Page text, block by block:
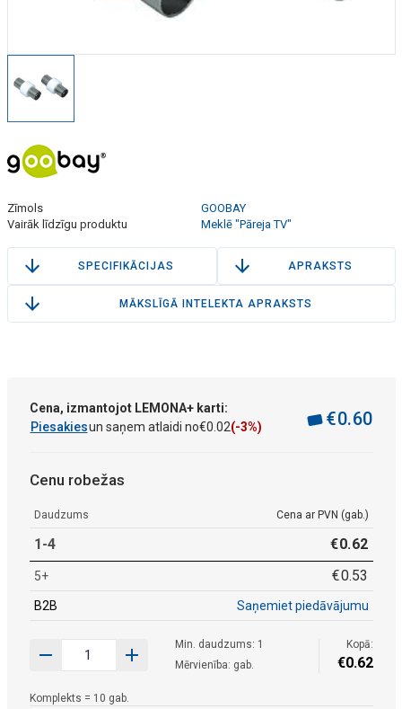
Zīmols
GOOBAY
Vairāk līdzīgu produktu
Meklē "Pāreja TV"
SPECIFIKĀCIJAS APRAKSTS
MĀKSLĪGĀ INTELEKTA APRAKSTS
Cena, izmantojot LEMONA+ karti:
Piesakiesun saņem atlaidi no€0 02(-3%) €0.60
Cenu robežas
Daudzums Cena ar PVN (gab.)
1-4 €0.62
5+ €0.53
B2B Saņemiet piedāvājumu
Min. daudzums: 1
Mērvienība: gab.
Kopā:
€0.62
Komplekts = 10 gab.